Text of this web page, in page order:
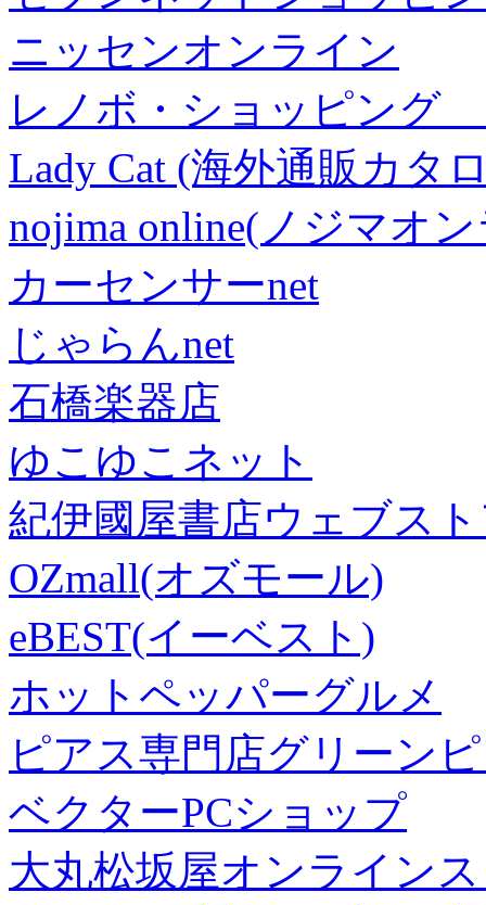
ニッセンオンライン
レノボ・ショッピング
Lady Cat (海外通販カタ
nojima online(ノジマオ
カーセンサーnet
じゃらんnet
石橋楽器店
ゆこゆこネット
紀伊國屋書店ウェブス
OZmall(オズモール)
eBEST(イーベスト)
ホットペッパーグルメ
ピアス専門店グリーン
ベクターPCショップ
大丸松坂屋オンライン